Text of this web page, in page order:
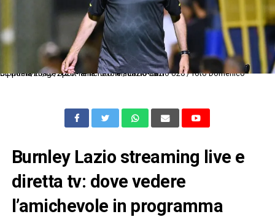
Dc Roma 20/07/2025 - amichevole / Lazio-Lazio U20 / foto Domenico Cippitelli/Image Sport nella foto: Maurizio Sarri
Burnley Lazio streaming live e
diretta tv: dove vedere
l’amichevole in programma